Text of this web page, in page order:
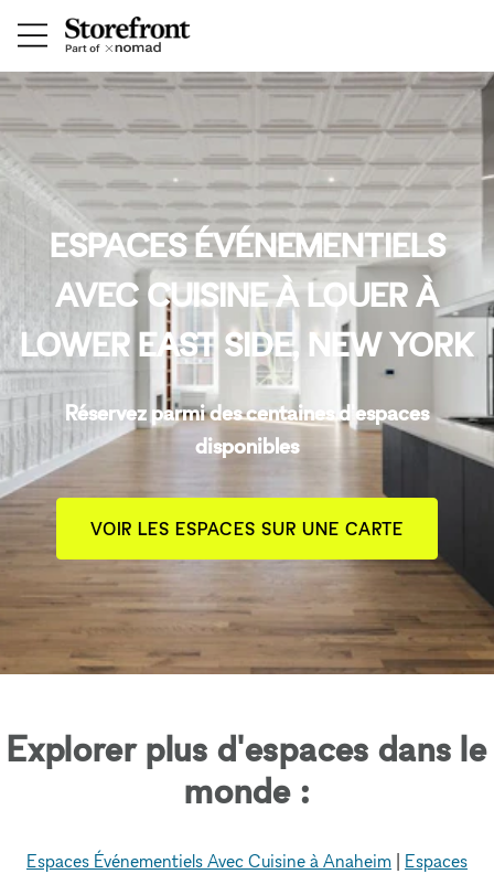
ESPACES ÉVÉNEMENTIELS
AVEC CUISINE À LOUER À
LOWER EAST SIDE, NEW YORK
Réservez parmi des centaines d'espaces
disponibles
VOIR LES ESPACES SUR UNE CARTE
Explorer plus d'espaces dans le
monde :
Espaces Événementiels Avec Cuisine à Anaheim
Espaces